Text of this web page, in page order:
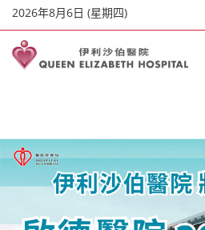
2026年8月6日 (星期四)